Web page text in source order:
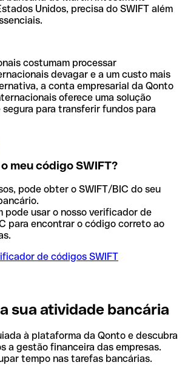
Unidos, precisa do SWIFT além
costumam processar
devagar e a um custo mais
a conta empresarial da Qonto
oferece uma solução
segura para transferir fundos para
meu código SWIFT?
pode obter o SWIFT/BIC do seu
pode usar o nosso verificador de
para encontrar o código correto ao
de códigos SWIFT
sua atividade bancária
à plataforma da Qonto e descubra
a gestão financeira das empresas.
tempo nas tarefas bancárias.